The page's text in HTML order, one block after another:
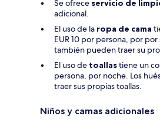
Se ofrece servicio de
adicional.
El uso de la ropa de cama
EUR 10 por persona, por
también pueden traer su
El uso de toallastiene un
persona, por noche. Los
traer sus propias toallas.
Niños y camas adicionales